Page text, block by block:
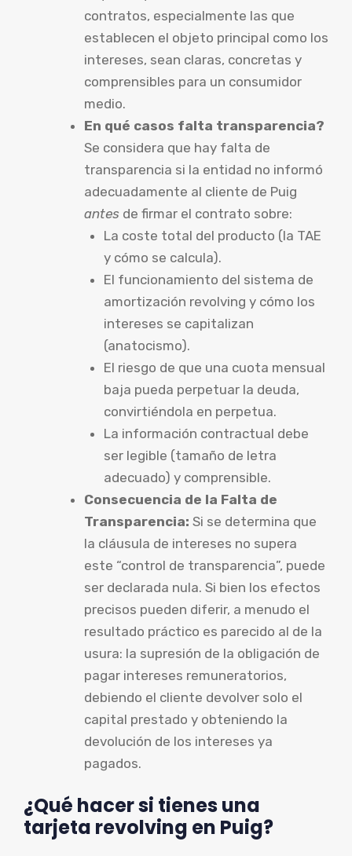
contratos, especialmente las que
establecen el objeto principal como los
intereses, sean claras, concretas y
comprensibles para un consumidor
medio.
En qué casos falta transparencia?
Se considera que hay falta de
transparencia si la entidad no informó
adecuadamente al cliente de Puig
antes de firmar el contrato sobre:
La coste total del producto (la TAE
y cómo se calcula).
El funcionamiento del sistema de
amortización revolving y cómo los
intereses se capitalizan
(anatocismo).
El riesgo de que una cuota mensual
baja pueda perpetuar la deuda,
convirtiéndola en perpetua.
La información contractual debe
ser legible (tamaño de letra
adecuado) y comprensible.
Consecuencia de la Falta de
Transparencia: Si se determina que
la cláusula de intereses no supera
este “control de transparencia”, puede
ser declarada nula. Si bien los efectos
precisos pueden diferir, a menudo el
resultado práctico es parecido al de la
usura: la supresión de la obligación de
pagar intereses remuneratorios,
debiendo el cliente devolver solo el
capital prestado y obteniendo la
devolución de los intereses ya
pagados.
¿Qué hacer si tienes una
tarjeta revolving en Puig?